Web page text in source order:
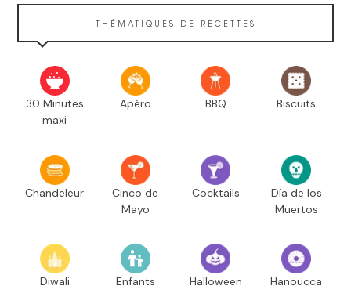
THÉMATIQUES DE RECETTES
30 Minutes
maxi
Apéro BBQ Biscuits
Chandeleur
Cinco de
Mayo
Cocktails
Día de los
Muertos
Diwali Enfants Halloween Hanoucca